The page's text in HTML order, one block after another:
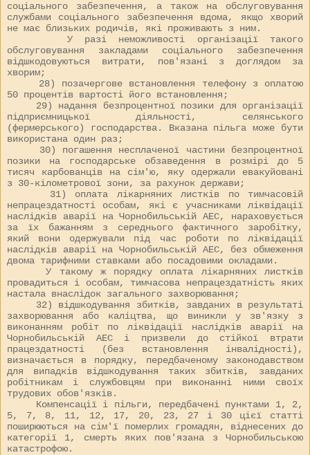
соціального забезпечення, а також на обслуговування
службами соціального забезпечення вдома, якщо хворий
не має близьких родичів, які проживають з ним.
У разі неможливості організації такого
обслуговування закладами соціального забезпечення
відшкодовуються витрати, пов'язані з доглядом за
хворим;
28) позачергове встановлення телефону з оплатою
50 процентів вартості його встановлення;
29) надання безпроцентної позики для організації
підприємницької діяльності, селянського
(фермерського) господарства. Вказана пільга може бути
використана один раз;
30) погашення несплаченої частини безпроцентної
позики на господарське обзаведення в розмірі до 5
тисяч карбованців на сім'ю, яку одержали евакуйовані
з 30-кілометрової зони, за рахунок держави;
31) оплата лікарняних листків по тимчасовій
непрацездатності особам, які є учасниками ліквідації
наслідків аварії на Чорнобильській АЕС, нараховується
за їх бажанням з середнього фактичного заробітку,
який вони одержували під час роботи по ліквідації
наслідків аварії на Чорнобильській АЕС, без обмеження
двома тарифними ставками або посадовими окладами.
У такому ж порядку оплата лікарняних листків
провадиться і особам, тимчасова непрацездатність яких
настала внаслідок загального захворювання;
32) відшкодування збитків, завданих в результаті
захворювання або каліцтва, що виникли у зв'язку з
виконанням робіт по ліквідації наслідків аварії на
Чорнобильській АЕС і призвели до стійкої втрати
працездатності (без встановлення інвалідності),
визначається в порядку, передбаченому законодавством
для випадків відшкодування таких збитків, завданих
робітникам і службовцям при виконанні ними своїх
трудових обов'язків.
Компенсації і пільги, передбачені пунктами 1, 2,
5, 7, 8, 11, 12, 17, 20, 23, 27 і 30 цієї статті
поширюються на сім'ї померлих громадян, віднесених до
категорії 1, смерть яких пов'язана з Чорнобильською
катастрофою.